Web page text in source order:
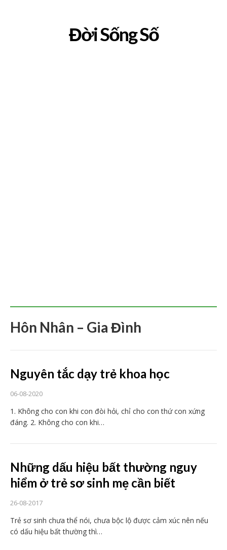
Đời Sống Số
Hôn Nhân – Gia Đình
Nguyên tắc dạy trẻ khoa học
06-08-2020
1. Không cho con khi con đòi hỏi, chỉ cho con thứ con xứng
đáng. 2. Không cho con khi…
Những dấu hiệu bất thường nguy
hiểm ở trẻ sơ sinh mẹ cần biết
26-08-2017
Trẻ sơ sinh chưa thể nói, chưa bộc lộ được cảm xúc nên nếu
có dấu hiệu bất thường thì…